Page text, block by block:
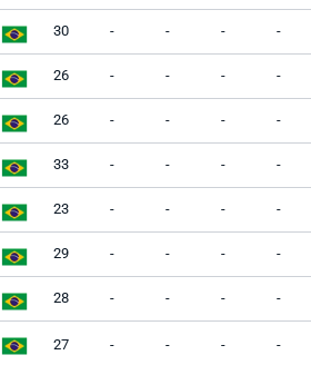
30 - - - -
26 - - - -
26 - - - -
33 - - - -
23 - - - -
29 - - - -
28 - - - -
27 - - - -